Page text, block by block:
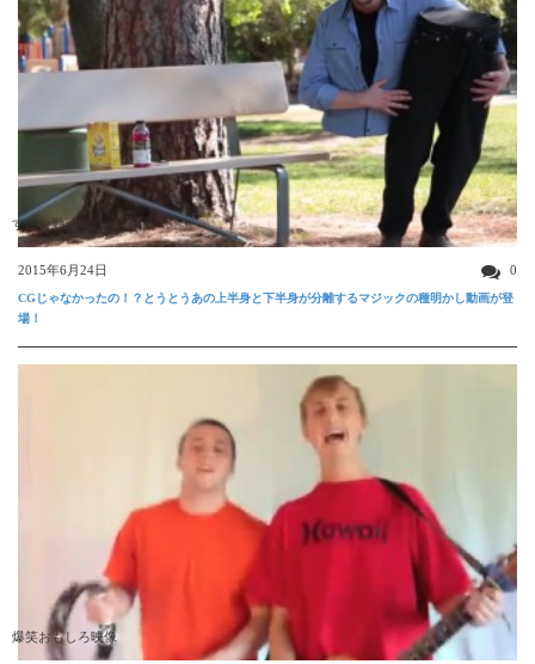
すごい動画
2015年6月24日 0
CGじゃなかったの！？とうとうあの上半身と下半身が分離するマジックの種明かし動画が登
場！
爆笑おもしろ映像